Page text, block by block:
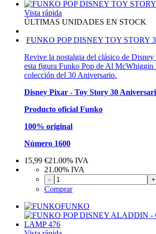
Vista rápida
ÚLTIMAS UNIDADES EN STOCK
FUNKO POP DISNEY TOY STORY
Revive la nostalgia del clásico de
esta figura Funko Pop de Al McWhiggin
colección del 30 Aniversario.
Disney Pixar - Toy Story 30
Producto oficial Funko
100% original
Número 1600
15,99 €21.00% IVA
21.00% IVA
- +
Comprar
FUNKO